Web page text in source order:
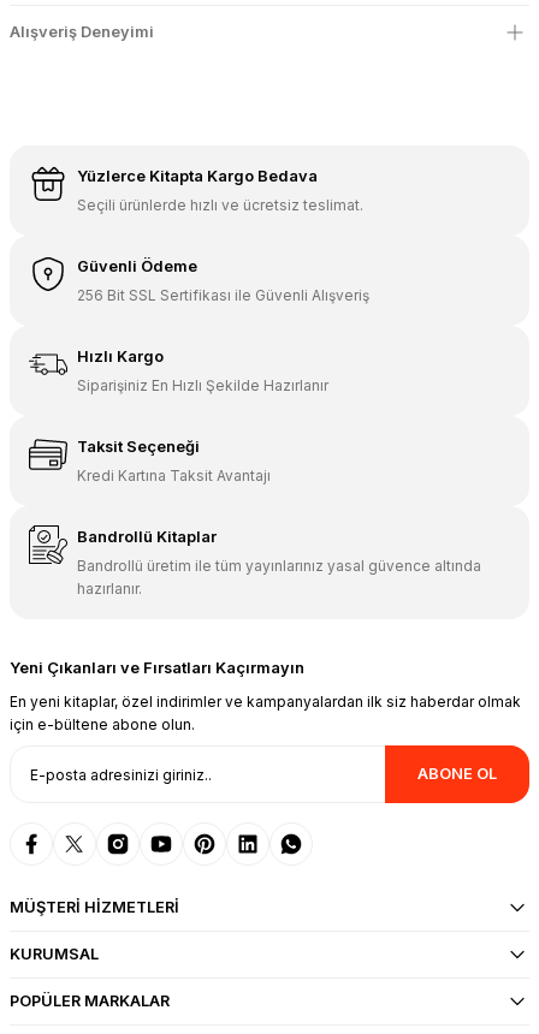
Alışveriş Deneyimi
Yüzlerce Kitapta Kargo Bedava
Seçili ürünlerde hızlı ve ücretsiz teslimat.
Güvenli Ödeme
256 Bit SSL Sertifikası ile Güvenli Alışveriş
Hızlı Kargo
Siparişiniz En Hızlı Şekilde Hazırlanır
Taksit Seçeneği
Kredi Kartına Taksit Avantajı
Bandrollü Kitaplar
Bandrollü üretim ile tüm yayınlarınız yasal güvence altında
hazırlanır.
Yeni Çıkanları ve Fırsatları Kaçırmayın
En yeni kitaplar, özel indirimler ve kampanyalardan ilk siz haberdar olmak
için e-bültene abone olun.
ABONE OL
MÜŞTERİ HİZMETLERİ
KURUMSAL
POPÜLER MARKALAR